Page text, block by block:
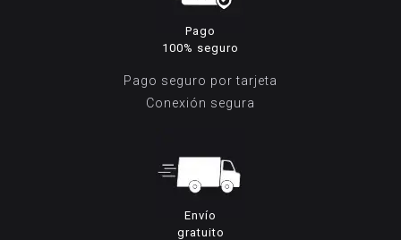
Pago
100% seguro
Pago seguro por tarjeta
Conexión segura
Envío
gratuito